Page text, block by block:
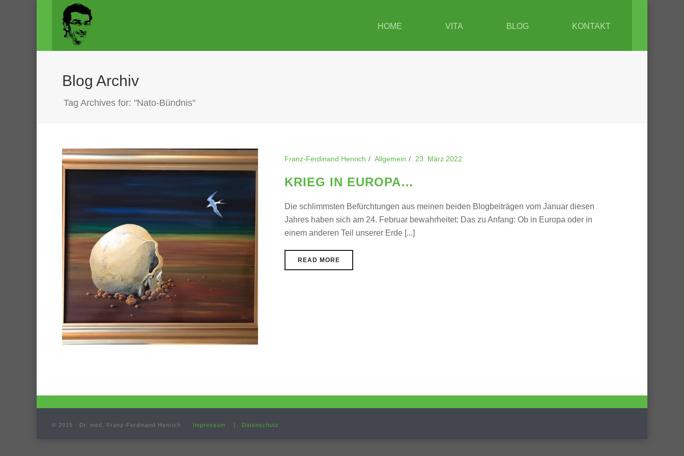
HOME VITA BLOG KONTAKT
Blog Archiv
Tag Archives for: "Nato-Bündnis"
Franz-Ferdinand Henrich Allgemein 23. März 2022
KRIEG IN EUROPA…
Die schlimmsten Befürchtungen aus meinen beiden Blogbeiträgen vom Januar diesen
Jahres haben sich am 24. Februar bewahrheitet: Das zu Anfang: Ob in Europa oder in
einem anderen Teil unserer Erde [...]
READ MORE
© 2015 · Dr. med. Franz-Ferdinand Henrich Impressum | Datenschutz